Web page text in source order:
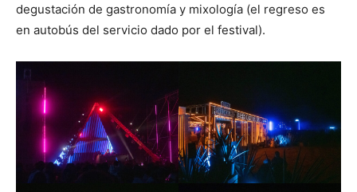
degustación de gastronomía y mixología (el regreso es
en autobús del servicio dado por el festival).